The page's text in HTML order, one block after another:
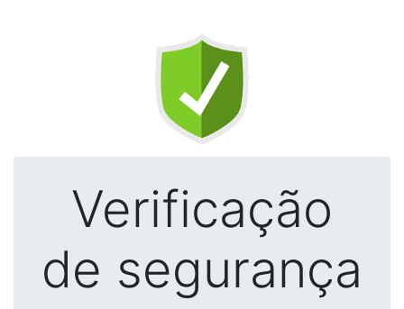
Verificação
de segurança